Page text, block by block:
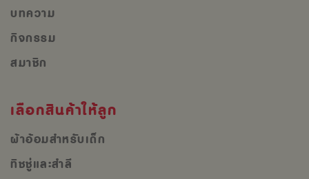
บทความ
กิจกรรม
สมาชิก
เลือกสินค้าให้ลูก
ผ้าอ้อมสำหรับเด็ก
ทิชชู่และสำลี